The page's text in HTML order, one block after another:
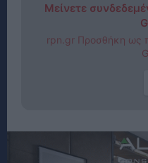
Μείνετε
rpn.gr Προσθήκη ως